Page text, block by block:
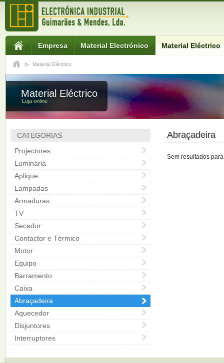
Empresa Material Electrónico Material Eléctrico
Material Eléctrico
Material Eléctrico
Loja online
CATEGORIAS
Projectores
Luminária
Aplique
Lampadas
Armaduras
TV
Secador
Contactor e Térmico
Motor
Equipo
Barramento
Caixa
Abraçadeira
Aquecedor
Disjuntores
Interruptores
Abraçadeira
Sem resultados